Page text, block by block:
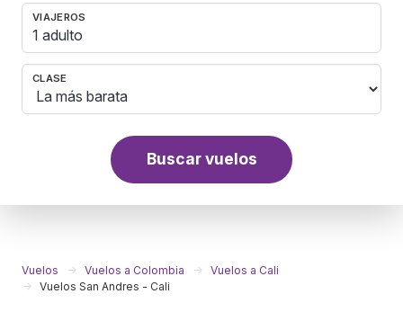
VIAJEROS
1 adulto
CLASE
Buscar vuelos
Vuelos Vuelos a Colombia
Vuelos a Cali
Vuelos San Andres - Cali